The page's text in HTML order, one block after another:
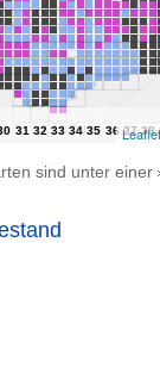
Leaflet
sind unter einer